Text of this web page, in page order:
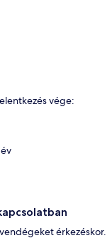
vége:
érkezéskor.